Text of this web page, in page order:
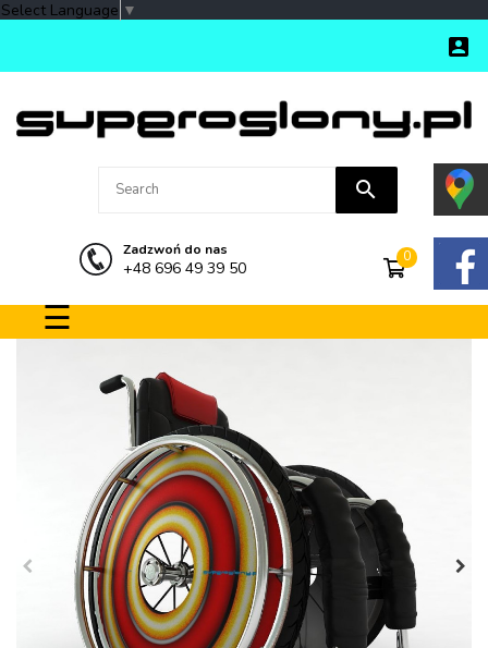
Select Language ▼

search
Zadzwoń do nas
+48 696 49 39 50
0
Toggle navigation
☰